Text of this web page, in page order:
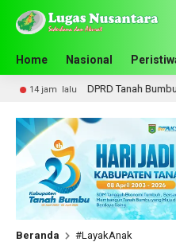
Home Nasional
14 jam lalu DPRD Tanah Bumbu
Beranda #LayakAnak